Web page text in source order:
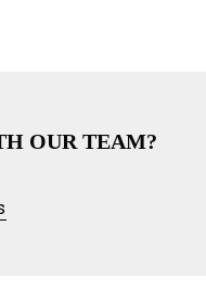
OUR TEAM?